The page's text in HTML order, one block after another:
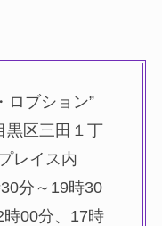
ロブション”
黒区三田１丁
レイス内
分～19時30
00分、17時